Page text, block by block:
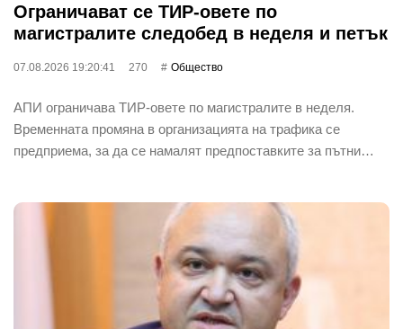
Ограничават се ТИР-овете по
магистралите следобед в неделя и петък
07.08.2026 19:20:41 270 Общество
АПИ ограничава ТИР-овете по магистралите в неделя.
Временната промяна в организацията на трафика се
предприема, за да се намалят предпоставките за пътни…